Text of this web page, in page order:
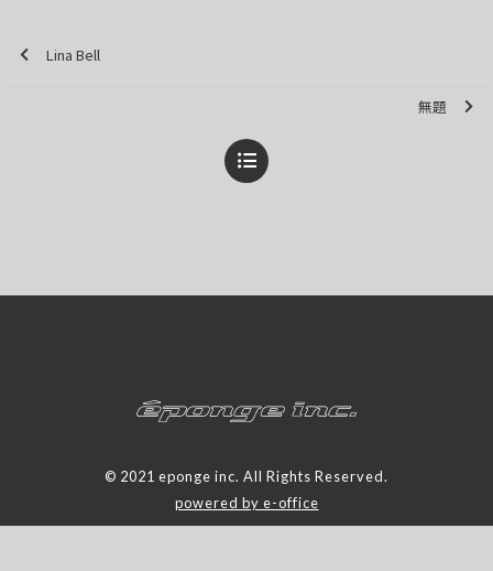
Lina Bell
無題
© 2021 eponge inc. All Rights Reserved.
powered by e-office